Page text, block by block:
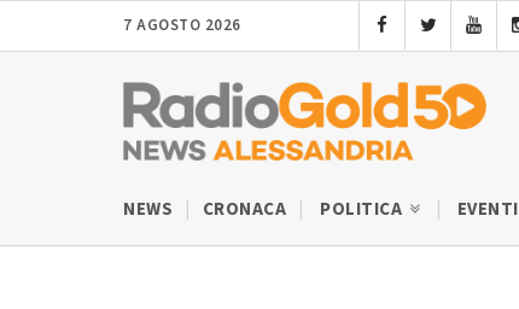
7 AGOSTO 2026
NEWS CRONACA POLITICA EVENTI